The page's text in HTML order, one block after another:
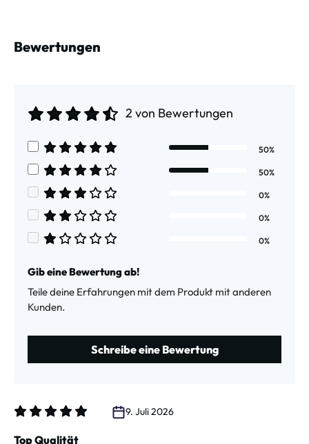
Bewertungen
2 von Bewertungen
Durchschnittliche Bewertung von 5 von 5 Sternen
50%
Durchschnittliche Bewertung von 4 von 5 Sternen
50%
Durchschnittliche Bewertung von 3 von 5 Sternen
0%
Durchschnittliche Bewertung von 2 von 5 Sternen
0%
0%
Gib eine Bewertung ab!
Teile deine Erfahrungen mit dem Produkt mit anderen
Kunden.
Schreibe eine Bewertung
9. Juli 2026
Top Qualität